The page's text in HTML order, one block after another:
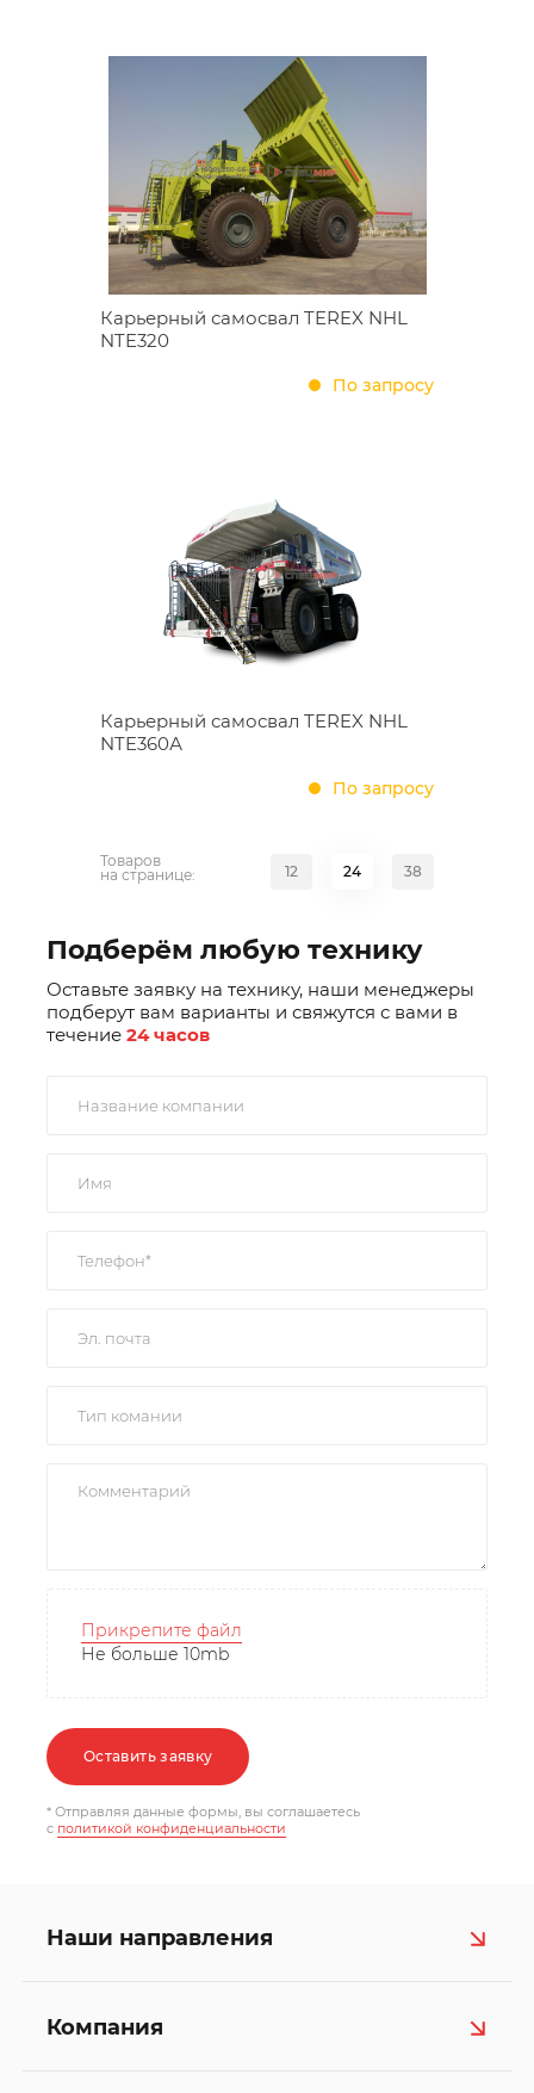
Карьерный самосвал TEREX NHL
NTE320
По запросу
Карьерный самосвал TEREX NHL
NTE360А
По запросу
Товаров
на странице:
12 24 38
Подберём любую технику
Оставьте заявку на технику, наши менеджеры
подберут вам варианты и свяжутся с вами в
течение 24 часов
Прикрепите файл
Не больше 10mb
Оставить заявку
* Отправляя данные формы, вы соглашаетесь
c политикой конфиденциальности
Наши направления
Компания